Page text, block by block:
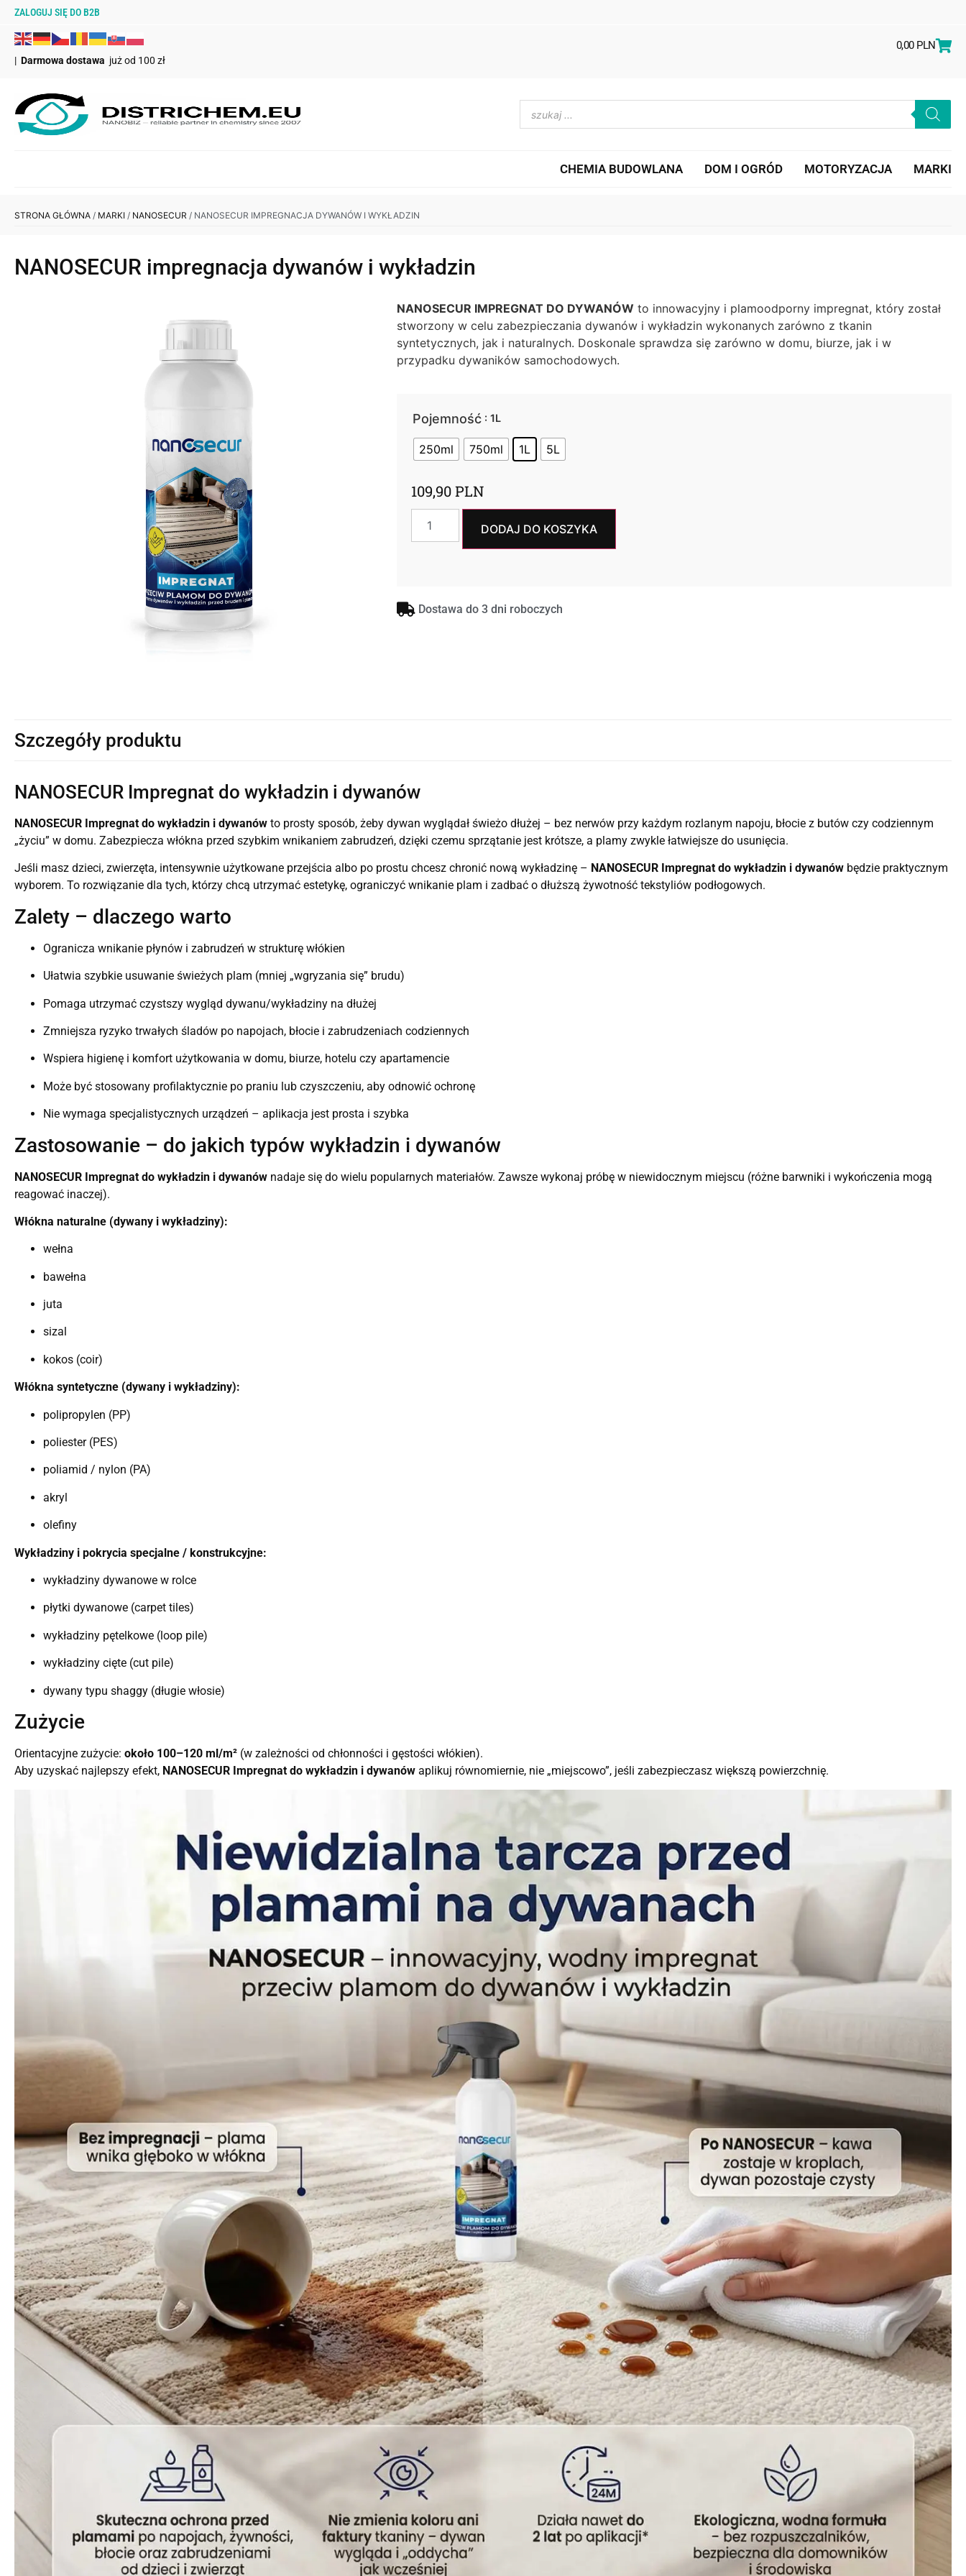
ZALOGUJ SIĘ DO B2B
| Darmowa dostawa już od 100 zł
0,00 PLN
CHEMIA BUDOWLANA DOM I OGRÓD MOTORYZACJA MARKI
STRONA GŁÓWNA / MARKI / NANOSECUR / NANOSECUR IMPREGNACJA DYWANÓW I WYKŁADZIN
NANOSECUR impregnacja dywanów i wykładzin
NANOSECUR IMPREGNAT DO DYWANÓW to innowacyjny i plamoodporny impregnat, który został
stworzony w celu zabezpieczania dywanów i wykładzin wykonanych zarówno z tkanin
syntetycznych, jak i naturalnych. Doskonale sprawdza się zarówno w domu, biurze, jak i w
przypadku dywaników samochodowych.
Pojemność : 1L
250ml 750ml 1L 5L
109,90PLN
DODAJ DO KOSZYKA
Dostawa do 3 dni roboczych
Szczegóły produktu
NANOSECUR Impregnat do wykładzin i dywanów
NANOSECUR Impregnat do wykładzin i dywanów to prosty sposób, żeby dywan wyglądał świeżo dłużej – bez nerwów przy każdym rozlanym napoju, błocie z butów czy codziennym
„życiu” w domu. Zabezpiecza włókna przed szybkim wnikaniem zabrudzeń, dzięki czemu sprzątanie jest krótsze, a plamy zwykle łatwiejsze do usunięcia.
Jeśli masz dzieci, zwierzęta, intensywnie użytkowane przejścia albo po prostu chcesz chronić nową wykładzinę – NANOSECUR Impregnat do wykładzin i dywanów będzie praktycznym
wyborem. To rozwiązanie dla tych, którzy chcą utrzymać estetykę, ograniczyć wnikanie plam i zadbać o dłuższą żywotność tekstyliów podłogowych.
Zalety – dlaczego warto
Ogranicza wnikanie płynów i zabrudzeń w strukturę włókien
Ułatwia szybkie usuwanie świeżych plam (mniej „wgryzania się” brudu)
Pomaga utrzymać czystszy wygląd dywanu/wykładziny na dłużej
Zmniejsza ryzyko trwałych śladów po napojach, błocie i zabrudzeniach codziennych
Wspiera higienę i komfort użytkowania w domu, biurze, hotelu czy apartamencie
Może być stosowany profilaktycznie po praniu lub czyszczeniu, aby odnowić ochronę
Nie wymaga specjalistycznych urządzeń – aplikacja jest prosta i szybka
Zastosowanie – do jakich typów wykładzin i dywanów
NANOSECUR Impregnat do wykładzin i dywanów nadaje się do wielu popularnych materiałów. Zawsze wykonaj próbę w niewidocznym miejscu (różne barwniki i wykończenia mogą
reagować inaczej).
Włókna naturalne (dywany i wykładziny):
wełna
bawełna
juta
sizal
kokos (coir)
Włókna syntetyczne (dywany i wykładziny):
polipropylen (PP)
poliester (PES)
poliamid / nylon (PA)
akryl
olefiny
Wykładziny i pokrycia specjalne / konstrukcyjne:
wykładziny dywanowe w rolce
płytki dywanowe (carpet tiles)
wykładziny pętelkowe (loop pile)
wykładziny cięte (cut pile)
dywany typu shaggy (długie włosie)
Zużycie
Orientacyjne zużycie: około 100–120 ml/m² (w zależności od chłonności i gęstości włókien).
Aby uzyskać najlepszy efekt, NANOSECUR Impregnat do wykładzin i dywanów aplikuj równomiernie, nie „miejscowo”, jeśli zabezpieczasz większą powierzchnię.